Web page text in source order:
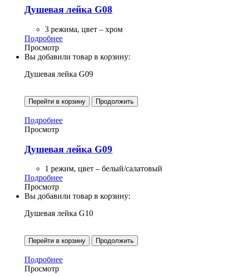
Душевая лейка G08
3 режима, цвет – хром
Подробнее
Просмотр
Вы добавили товар в корзину:
Душевая лейка G09
Перейти в корзину Продолжить
Подробнее
Просмотр
Душевая лейка G09
1 режим, цвет – белый/салатовый
Подробнее
Просмотр
Вы добавили товар в корзину:
Душевая лейка G10
Перейти в корзину Продолжить
Подробнее
Просмотр